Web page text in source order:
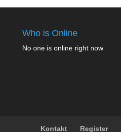
Who is Online
No one is online right now
Kontakt Register